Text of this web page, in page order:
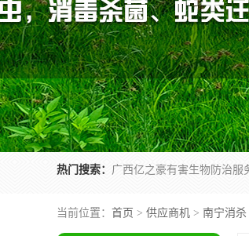
热门搜索：
当前位置： 首页 > 供应商机 > 南宁消杀